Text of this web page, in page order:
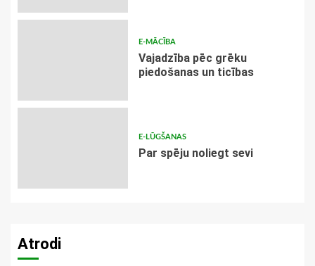
E-MĀCĪBA
Vajadzība pēc grēku
piedošanas un ticības
E-LŪGŠANAS
Par spēju noliegt sevi
Atrodi